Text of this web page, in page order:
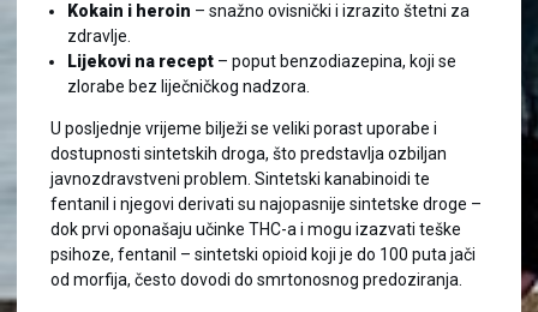
Kokain i heroin – snažno ovisnički i izrazito štetni za
zdravlje.
Lijekovi na recept – poput benzodiazepina, koji se
zlorabe bez liječničkog nadzora.
U posljednje vrijeme bilježi se veliki porast uporabe i
dostupnosti sintetskih droga, što predstavlja ozbiljan
javnozdravstveni problem. Sintetski kanabinoidi te
fentanil i njegovi derivati su najopasnije sintetske droge –
dok prvi oponašaju učinke THC-a i mogu izazvati teške
psihoze, fentanil – sintetski opioid koji je do 100 puta jači
od morfija, često dovodi do smrtonosnog predoziranja.